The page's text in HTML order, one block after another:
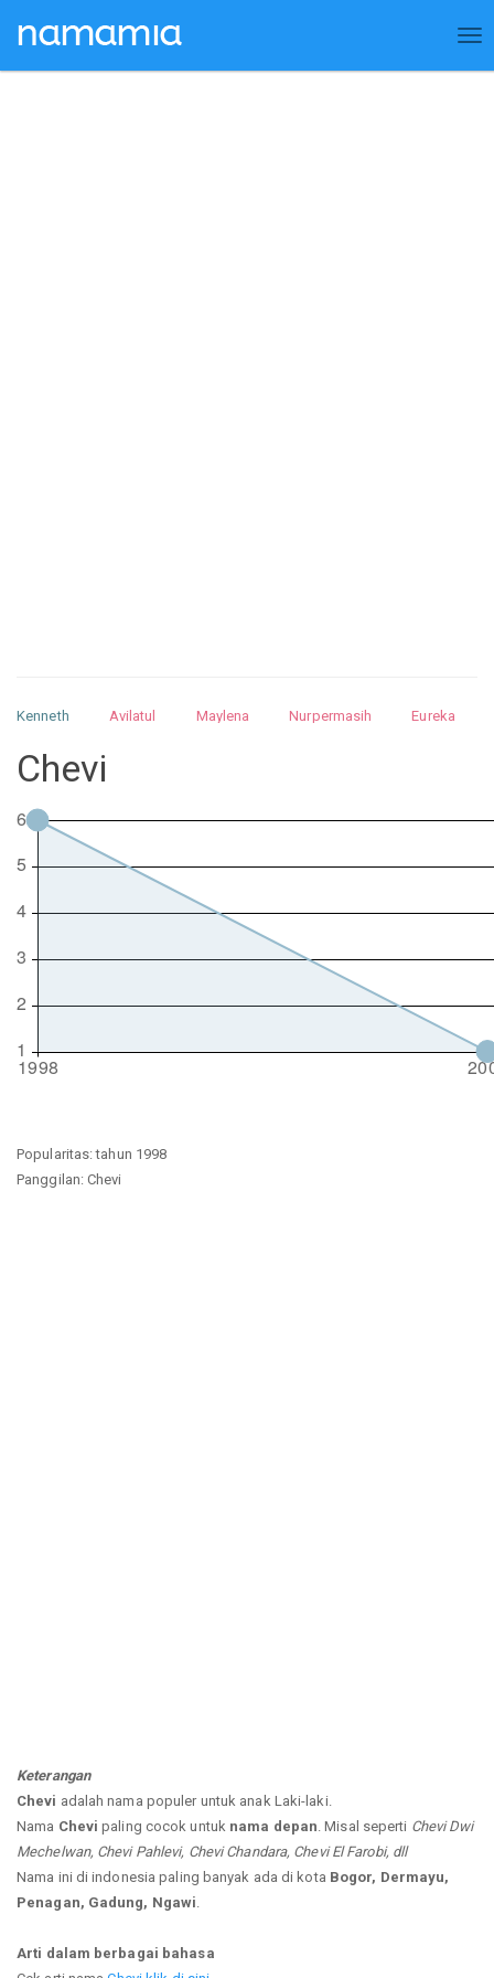
Kenneth Avilatul Maylena Nurpermasih
Eureka
Nurhilman
Chevi
Popularitas: tahun 1998
Panggilan: Chevi
Keterangan
Chevi adalah nama populer untuk anak Laki-laki.
Nama Chevi paling cocok untuk nama depan . Misal seperti Chevi Dwi
Mechelwan, Chevi Pahlevi, Chevi Chandara, Chevi El Farobi, dll
Nama ini di indonesia paling banyak ada di kota Bogor, Dermayu,
Penagan, Gadung, Ngawi
Arti dalam berbagai bahasa